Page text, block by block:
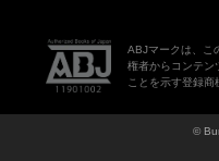
ABJマークは、こ
権者からコンテン
ことを示す登録商
©